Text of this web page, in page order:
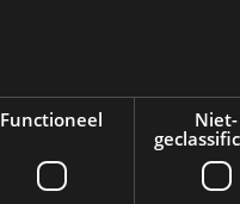
Functioneel
Niet-